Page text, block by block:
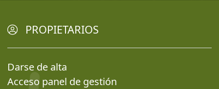
PROPIETARIOS
Darse de alta
Acceso panel de gestión